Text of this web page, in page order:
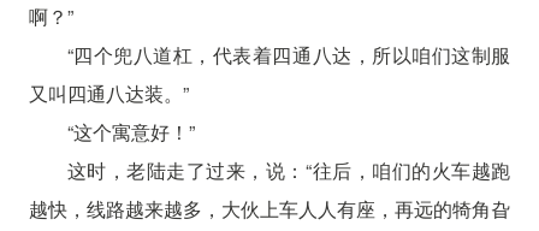
啊？”
“四个兜八道杠，代表着四通八达，所以咱们这制服
又叫四通八达装。”
“这个寓意好！”
这时，老陆走了过来，说：“往后，咱们的火车越跑
越快，线路越来越多，大伙上车人人有座，再远的犄角旮